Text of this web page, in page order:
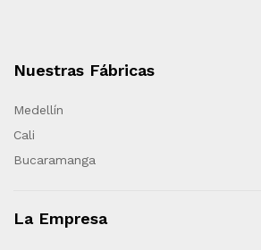
Nuestras Fábricas
Medellín
Cali
Bucaramanga
La Empresa